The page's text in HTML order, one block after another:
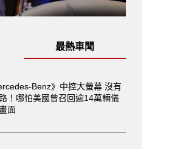
最熱車聞
Benz》中控大螢幕 沒有
！哪怕美國曾召回逾14萬輛儀
面